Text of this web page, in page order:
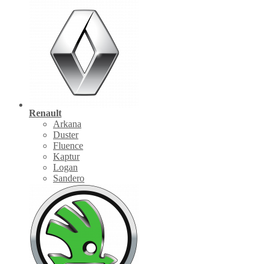
Renault
Arkana
Duster
Fluence
Kaptur
Logan
Sandero